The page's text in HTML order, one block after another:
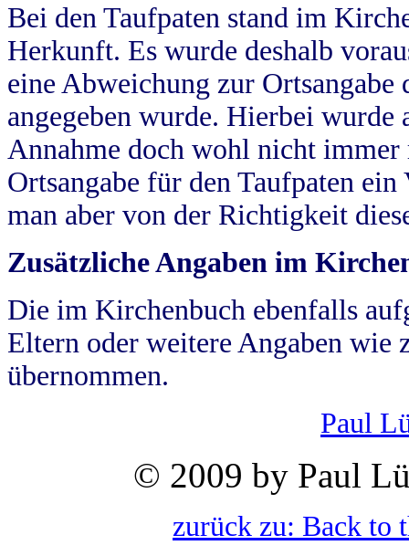
Bei den Taufpaten stand im
Herkunft. Es wurde deshalb
eine Abweichung zur
angegeben wurde. Hierbei wurde
Annahme doch wohl nicht
Ortsangabe für den Taufpaten
man aber von der Richtigkeit
Zusätzliche Angaben im
Die im Kirchenbuch ebenfalls
Eltern oder weitere Angaben wie
übernommen.
Paul
© 2009 by Paul
zurück zu: Back to